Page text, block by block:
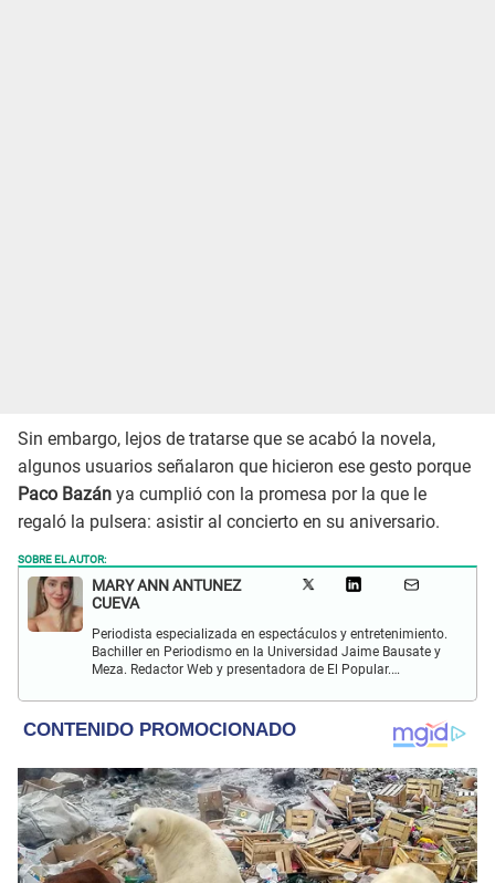
Sin embargo, lejos de tratarse que se acabó la novela,
algunos usuarios señalaron que hicieron ese gesto porque
Paco Bazán ya cumplió con la promesa por la que le
regaló la pulsera: asistir al concierto en su aniversario.
SOBRE EL AUTOR:
MARY ANN ANTUNEZ
CUEVA
Periodista especializada en espectáculos y entretenimiento.
Bachiller en Periodismo en la Universidad Jaime Bausate y
Meza. Redactor Web y presentadora de El Popular.
y espectáculos internacional.